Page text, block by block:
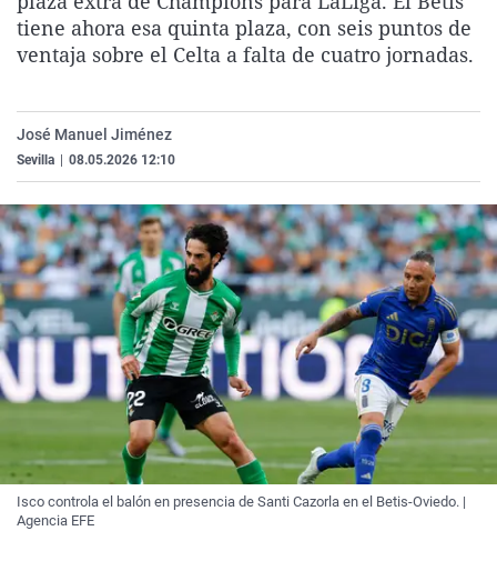
La rosa de los vientos
Gente viajera
Caso
Retornados
Extremadura
Galicia
Virales
Televisión
tiene ahora esa quinta plaza, con seis puntos de
ventaja sobre el Celta a falta de cuatro jornadas.
José Manuel Jiménez
Sevilla 08.05.2026 12:10
Isco controla el balón en presencia de Santi Cazorla en el Betis-Oviedo. |
Agencia EFE